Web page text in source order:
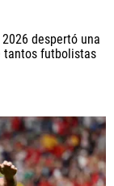
despertó una
tantos futbolistas